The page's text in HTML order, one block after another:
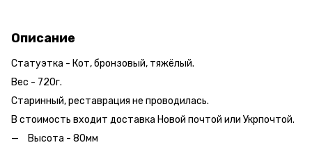
Описание
Статуэтка - Кот, бронзовый, тяжёлый.
Вес - 720г.
Старинный, реставрация не проводилась.
В стоимость входит доставка Новой почтой или Укрпочтой.
Высота - 80мм